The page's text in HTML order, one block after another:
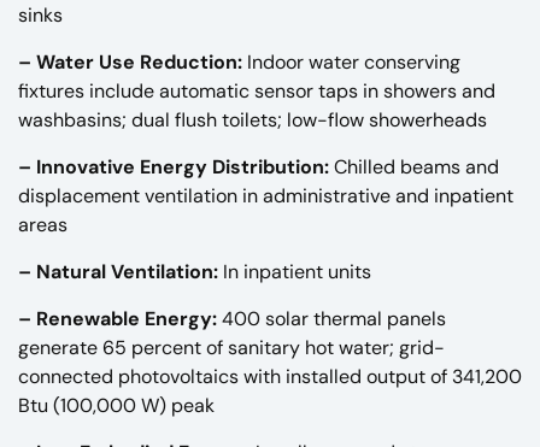
sinks
– Water Use Reduction: Indoor water conserving
fixtures include automatic sensor taps in showers and
washbasins; dual flush toilets; low-flow showerheads
– Innovative Energy Distribution:Chilled beams and
displacement ventilation in administrative and inpatient
areas
– Natural Ventilation: In inpatient units
– Renewable Energy:400 solar thermal panels
generate 65 percent of sanitary hot water; grid-
connected photovoltaics with installed output of 341,200
Btu (100,000 W) peak